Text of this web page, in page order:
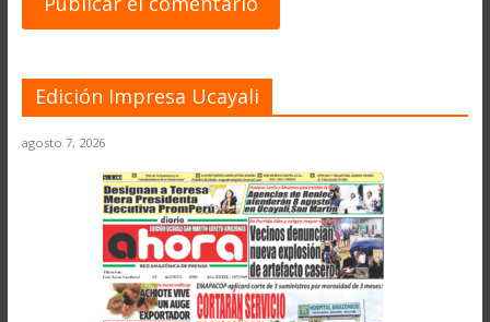
Edición Impresa Ucayali
agosto 7, 2026